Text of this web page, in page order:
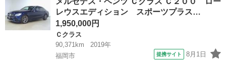
ン ■ グレード名： Ｅ３００ブルーエフィシェンシーワゴン アバ
ンギャルド ...
レウスエディション スポーツプラス…
1,950,000円
Ｃクラス
90,371km
2019年
福岡市
提携サイト 8月1日